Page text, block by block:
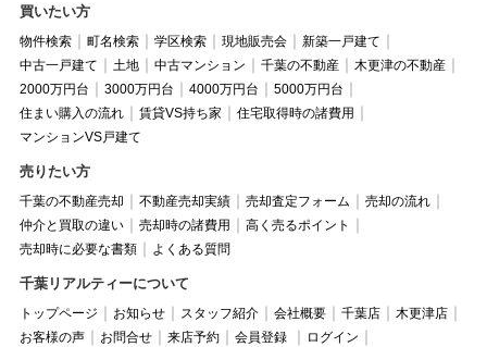
買いたい方
物件検索 町名検索 学区検索 現地販売会
新築一戸建て
中古一戸建て
土地 中古マンション 千葉の不動産
木更津の不動産
2000万円台
3000万円台 4000万円台
5000万円台
住まい購入の流れ
賃貸VS持ち家
住宅取得時の諸費用
マンションVS戸建て
売りたい方
千葉の不動産売却 不動産売却実績 売却査定フォーム
売却の流れ
仲介と買取の違い
売却時の諸費用
高く売るポイント
売却時に必要な書類
よくある質問
千葉リアルティーについて
トップページ お知らせ スタッフ紹介 会社概要 千葉店
木更津店
お客様の声
お問合せ 来店予約 会員登録
ログイン